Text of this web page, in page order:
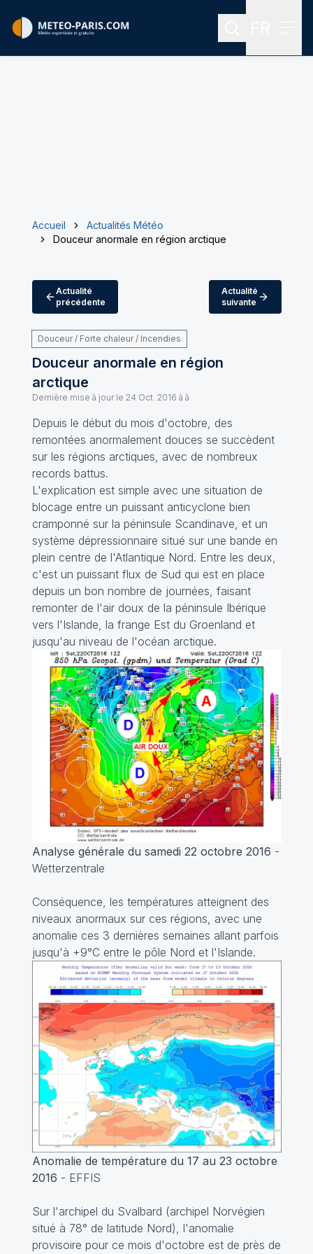
Rechercher
Accueil
Actualités Météo
Douceur anormale en région arctique
Actualité
précédente
Actualité
suivante
Douceur / Forte chaleur / Incendies
Douceur anormale en région
arctique
Dernière mise à jour le 24 Oct. 2016 à à
Depuis le début du mois d'octobre, des
remontées anormalement douces se succèdent
sur les régions arctiques, avec de nombreux
records battus.
L'explication est simple avec une situation de
blocage entre un puissant anticyclone bien
cramponné sur la péninsule Scandinave, et un
système dépressionnaire situé sur une bande en
plein centre de l'Atlantique Nord. Entre les deux,
c'est un puissant flux de Sud qui est en place
depuis un bon nombre de journées, faisant
remonter de l'air doux de la péninsule Ibérique
vers l'Islande, la frange Est du Groenland et
jusqu'au niveau de l'océan arctique.
Analyse générale du samedi 22 octobre 2016 -
Wetterzentrale
Conséquence, les températures atteignent des
niveaux anormaux sur ces régions, avec une
anomalie ces 3 dernières semaines allant parfois
jusqu'à +9°C entre le pôle Nord et l'Islande.
Anomalie de température du 17 au 23 octobre
2016 - EFFIS
Sur l'archipel du Svalbard (archipel Norvégien
situé à 78° de latitude Nord), l'anomalie
provisoire pour ce mois d'octobre est de près de